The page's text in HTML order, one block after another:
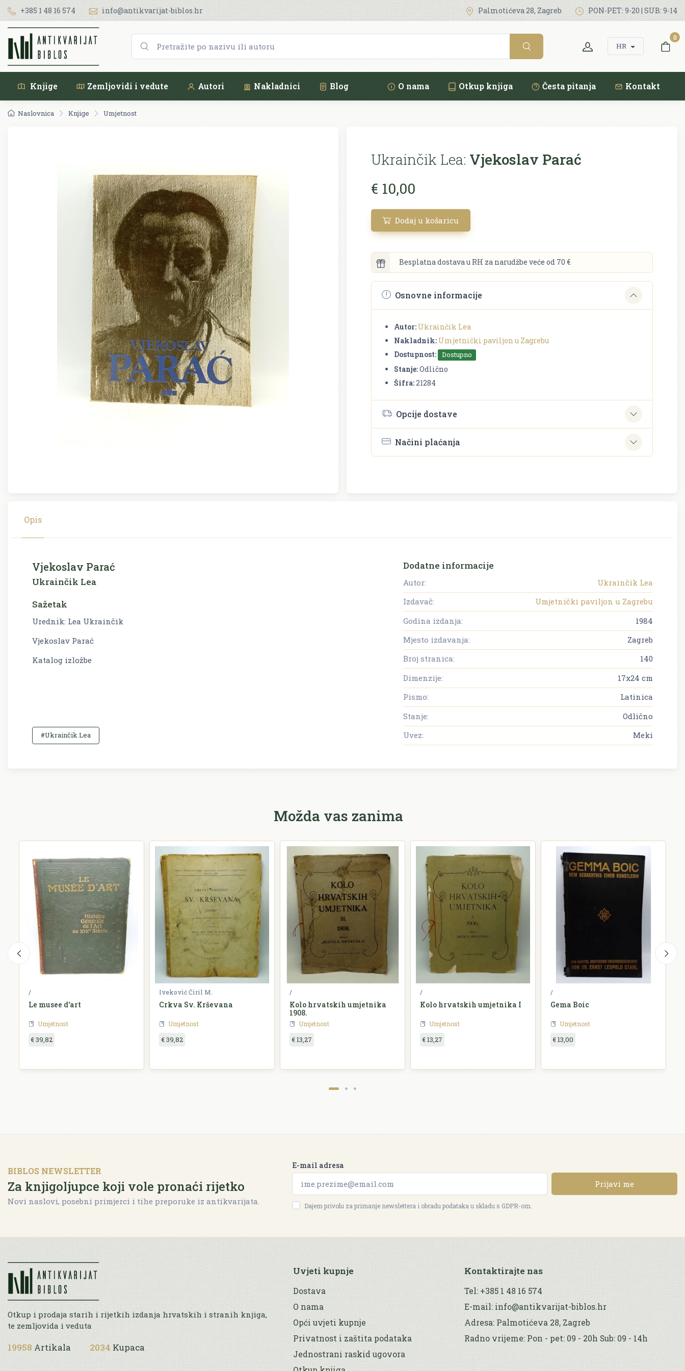
+385 1 48 16 574 info@antikvarijat-biblos.hr Palmotićeva 28, Zagreb PON-PET: 9-20 | SUB: 9-14
HR
0
Knjige Zemljovidi i vedute Autori Nakladnici Blog O nama Otkup knjiga Česta pitanja Kontakt
Naslovnica Knjige Umjetnost
Ukrainčik Lea: Vjekoslav Parać
€ 10,00
Dodaj u košaricu
Besplatna dostava u RH za narudžbe veće od 70 €
Osnovne informacije
Autor: Ukrainčik Lea
Nakladnik: Umjetnički paviljon u Zagrebu
Dostupnost:
Dostupno
Stanje:Odlično
Šifra:21284
Opcije dostave
Načini plaćanja
Opis
Vjekoslav Parać
Ukrainčik Lea
Sažetak
Urednik: Lea Ukrainčik
Vjekoslav Parać
Katalog izložbe
#Ukrainčik Lea
Dodatne informacije
Autor:
Ukrainčik Lea
Izdavač:
Umjetnički paviljon u Zagrebu
Godina izdanja:
1984
Mjesto izdavanja:
Zagreb
Broj stranica:
140
Dimenzije:
17x24 cm
Pismo:
Latinica
Stanje:
Odlično
Uvez:
Meki
Možda vas zanima
/
Le musee d'art
Umjetnost
€ 39,82
Iveković Ćiril M.
Crkva Sv. Krševana
Umjetnost
€ 39,82
/
Kolo hrvatskih umjetnika
1908.
Umjetnost
€ 13,27
/
Kolo hrvatskih umjetnika I
Umjetnost
€ 13,27
/
Gema Boic
Umjetnost
€ 13,00
BIBLOS NEWSLETTER
Za knjigoljupce koji vole pronaći rijetko
Novi naslovi, posebni primjerci i tihe preporuke iz antikvarijata.
E-mail adresa
Prijavi me
Dajem privolu za primanje newslettera i obradu podataka u skladu s GDPR-om.
Otkup i prodaja starih i rijetkih izdanja hrvatskih i stranih knjiga,
te zemljovida i veduta
19958 Artikala 2034 Kupaca
Uvjeti kupnje
Dostava
O nama
Opći uvjeti kupnje
Privatnost i zaštita podataka
Jednostrani raskid ugovora
Kontaktirajte nas
Tel: +385 1 48 16 574
E-mail: info@antikvarijat-biblos.hr
Adresa: Palmotićeva 28, Zagreb
Radno vrijeme: Pon - pet: 09 - 20h Sub: 09 - 14h